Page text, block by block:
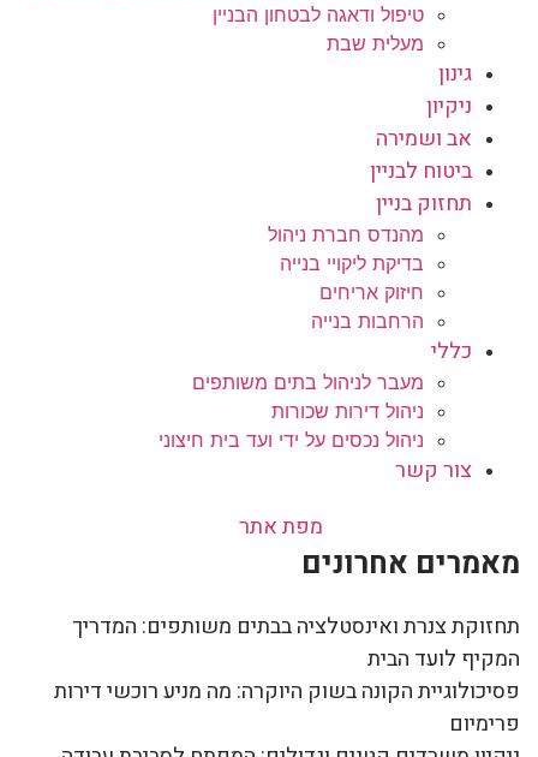
טיפול ודאגה לבטחון הבניין
מעלית שבת
גינון
ניקיון
אב ושמירה
ביטוח לבניין
תחזוק בניין
מהנדס חברת ניהול
בדיקת ליקויי בנייה
חיזוק אריחים
הרחבות בנייה
כללי
מעבר לניהול בתים משותפים
ניהול דירות שכורות
ניהול נכסים על ידי ועד בית חיצוני
צור קשר
מפת אתר
מאמרים אחרונים
תחזוקת צנרת ואינסטלציה בבתים משותפים: המדריך
המקיף לועד הבית
פסיכולוגיית הקונה בשוק היוקרה: מה מניע רוכשי דירות
פרימיום